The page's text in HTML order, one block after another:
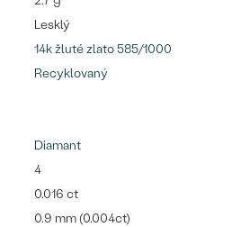
Lesklý
14k žluté zlato 585/1000
Recyklovaný
Diamant
4
0.016 ct
0.9 mm (0.004ct)